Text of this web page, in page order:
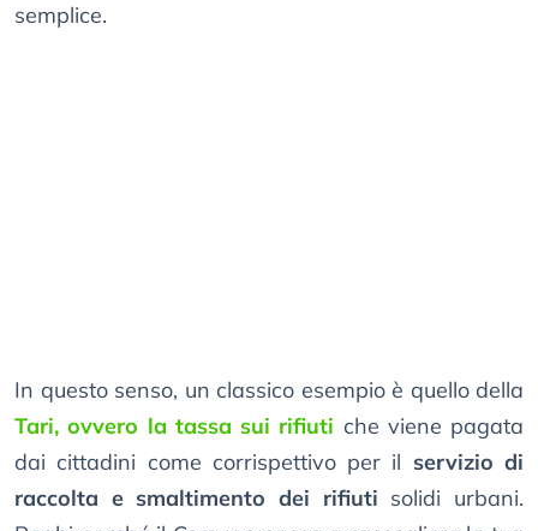
semplice.
In questo senso, un classico esempio è quello della
Tari, ovvero la tassa sui rifiuti che viene pagata
dai cittadini come corrispettivo per il servizio di
raccolta e smaltimento dei rifiuti solidi urbani.